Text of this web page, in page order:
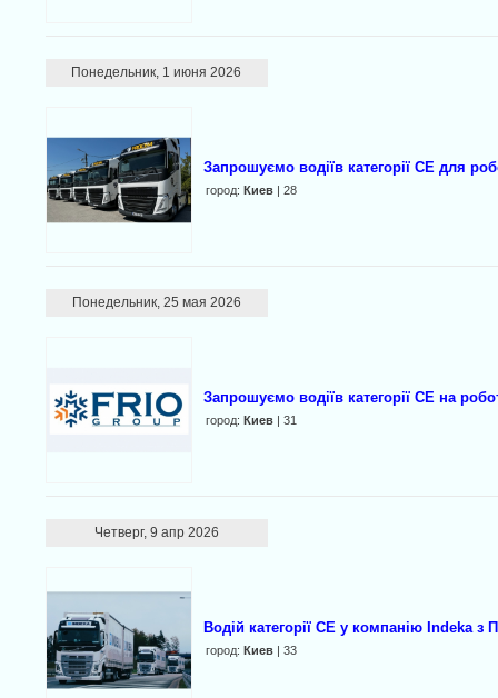
Понедельник, 1 июня 2026
Запрошуємо водіїв категорії CE для
город: Киев| 28
Понедельник, 25 мая 2026
Запрошуємо водіїв категорії CE на
город: Киев| 31
Четверг, 9 апр 2026
Водій категорії CE у компанію Indeka з
город: Киев| 33